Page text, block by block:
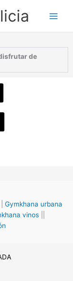
de
Gymkhana urbana
vinos